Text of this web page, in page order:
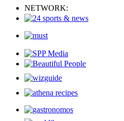
NETWORK: